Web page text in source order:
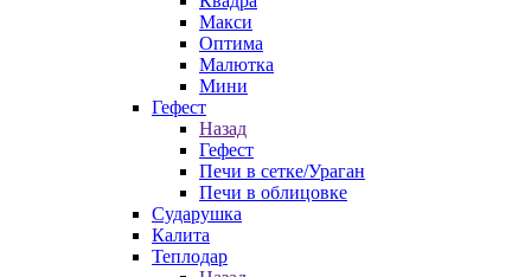
Макси
Оптима
Малютка
Мини
Гефест
Назад
Гефест
Печи в сетке/Ураган
Печи в облицовке
Сударушка
Калита
Теплодар